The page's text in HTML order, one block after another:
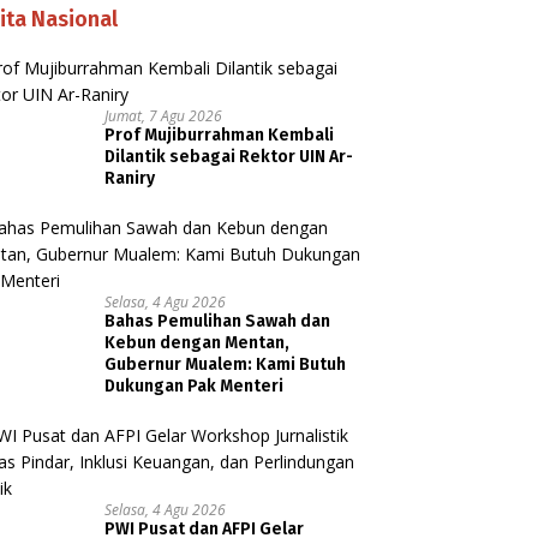
Nasional
Jumat, 7 Agu 2026
Prof Mujiburrahman Kembali
Dilantik sebagai Rektor UIN Ar-
Raniry
Selasa, 4 Agu 2026
Bahas Pemulihan Sawah dan
Kebun dengan Mentan,
Gubernur Mualem: Kami Butuh
Dukungan Pak Menteri
Selasa, 4 Agu 2026
PWI Pusat dan AFPI Gelar